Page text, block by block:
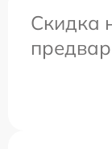
Скидка